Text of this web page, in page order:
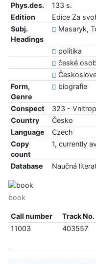
Phys.des.
133 s.
Edition
Edice Za
Subj.
Headings
Masaryk,
politika
české
Form,
Genre
biografie
Conspect
323 -
Country
Česko
Language
Czech
Copy
count
1, currently
Database Naučná
book
Call number Track No.
11003
403557